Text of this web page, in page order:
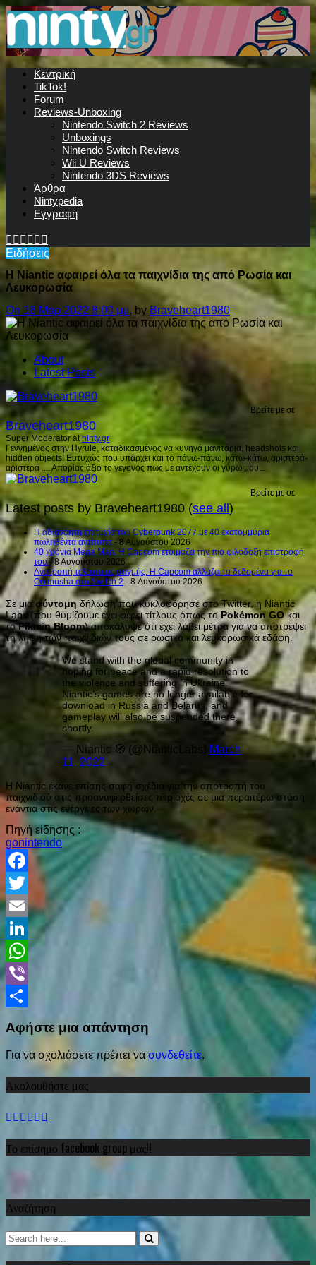
Κεντρική
TikTok!
Forum
Reviews-Unboxing
Nintendo Switch 2 Reviews
Unboxings
Nintendo Switch Reviews
Wii U Reviews
Nintendo 3DS Reviews
Άρθρα
Nintypedia
Εγγραφή
Ειδήσεις
Η Niantic αφαιρεί όλα τα παιχνίδια της από Ρωσία και
Λευκορωσία
On 16 Μαρ 2022 8:00 μμ, by Braveheart1980
About
Latest Posts
Βρείτε με σε
Braveheart1980
Super Moderatoratninty.gr
Γεννημένος στην Hyrule, καταδικασμένος να κυνηγά μανιτάρια, headshots και
hidden objects! Ευτυχώς που υπάρχει και το πάνω-πάνω, κάτω-κάτω, αριστερά-
αριστερά .... Απορίας άξιο το γεγονός πως με αντέχουν οι γύρω μου...
Βρείτε με σε
Latest posts by Braveheart1980 (see all)
H αδιανόητη επιτυχία του Cyberpunk 2077 με 40 εκατομμύρια
πωληθέντα αντίτυπα - 8 Αυγούστου 2026
40 χρόνια Mega Man: Η Capcom ετοιμάζει την πιο φιλόδοξη επιστροφή
του- 8 Αυγούστου 2026
Ανατροπή τελευταίας στιγμής: Η Capcom αλλάζει τα δεδομένα για το
Onimusha στο Switch 2 - 8 Αυγούστου 2026
Σε μια σύντομηδήλωση που κυκλοφόρησε στο Twitter, η Niantic
Labs (που θυμίζουμε έχει φέρει τίτλους όπως το Pokémon GOκαι
τοPikmin Bloom) αποκάλυψε ότι έχει λάβει μέτρα για να αποτρέψει
τη λήψη των παιχνιδιών τους σε ρωσικά και λευκορωσικά εδάφη.
We stand with the global community in
hoping for peace and a rapid resolution to
the violence and suffering in Ukraine.
Niantic’s games are no longer available for
download in Russia and Belarus, and
gameplay will also be suspended there
shortly.
— Niantic 🧭 (@NianticLabs)
March
11, 2022
Η Niantic έκανε επίσης σαφή σχέδια για την αποτροπή του
παιχνιδιού στις προαναφερθείσες περιοχές σε μια περαιτέρω στάση
ενάντια στις ενέργειες των χωρών.
Πηγή είδησης :
gonintendo
Facebook
Twitter
Email
LinkedIn
WhatsApp
Viber
Αφήστε μια απάντηση
Για να σχολιάσετε πρέπει να συνδεθείτε.
Ακολουθήστε μας
Το επίσημο facebook group μας!!
Αναζήτηση